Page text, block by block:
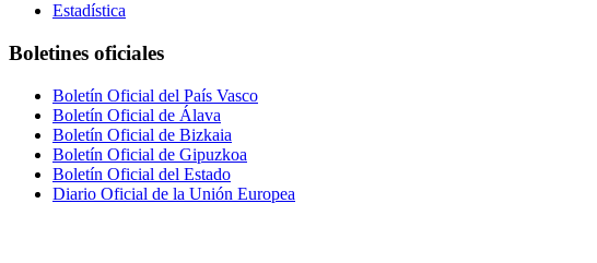
Estadística
Boletines oficiales
Boletín Oficial del País Vasco
Boletín Oficial de Álava
Boletín Oficial de Bizkaia
Boletín Oficial de Gipuzkoa
Boletín Oficial del Estado
Diario Oficial de la Unión Europea